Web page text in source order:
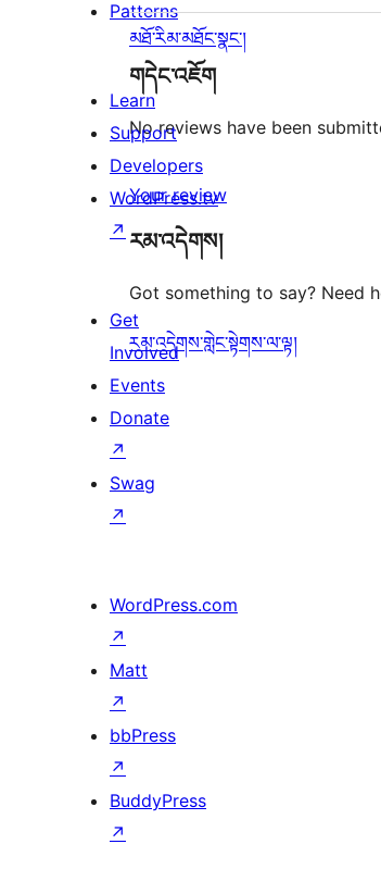
མཐོ་རིམ་མཐོང་སྣང་།
གདེང་འཇོག
No reviews have been
Your review
རམ་འདེགས།
Got something to say? Need
རམ་འདེགས་གླེང་སྟེགས་ལ་ལྟ།
Patterns
Learn
Support
Developers
WordPress.tv
↗
Get
Involved
Events
Donate
↗
Swag
↗
WordPress.com
↗
Matt
↗
bbPress
↗
BuddyPress
↗